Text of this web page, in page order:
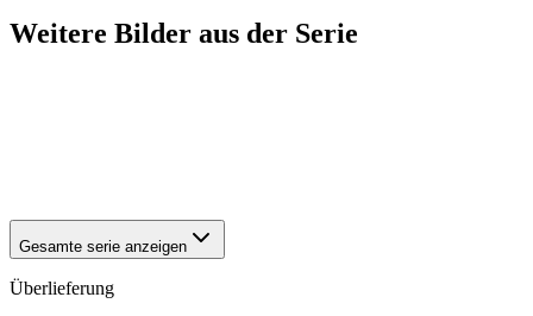
Weitere Bilder aus der Serie
Gesamte serie anzeigen
Überlieferung